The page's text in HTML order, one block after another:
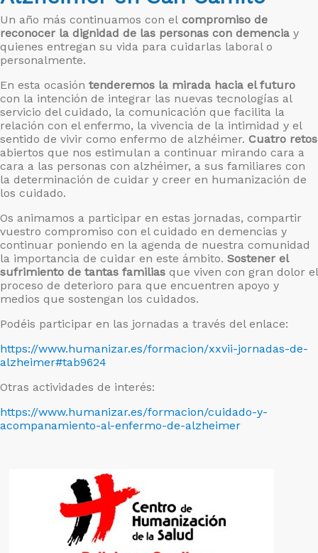
Un año más continuamos con el compromiso de
reconocer la dignidad de las personas con demencia y
quienes entregan su vida para cuidarlas laboral o
personalmente.
En esta ocasión tenderemos la mirada hacia el futuro
con la intención de integrar las nuevas tecnologías al
servicio del cuidado, la comunicación que facilita la
relación con el enfermo, la vivencia de la intimidad y el
sentido de vivir como enfermo de alzhéimer. Cuatro retos
abiertos que nos estimulan a continuar mirando cara a
cara a las personas con alzhéimer, a sus familiares con
la determinación de cuidar y creer en humanización de
los cuidado.
Os animamos a participar en estas jornadas, compartir
vuestro compromiso con el cuidado en demencias y
continuar poniendo en la agenda de nuestra comunidad
la importancia de cuidar en este ámbito. Sostener el
sufrimiento de tantas familias que viven con gran dolor el
proceso de deterioro para que encuentren apoyo y
medios que sostengan los cuidados.
Podéis participar en las jornadas a través del enlace:
https://www.humanizar.es/formacion/xxvii-jornadas-de-
alzheimer#tab9624
Otras actividades de interés:
https://www.humanizar.es/formacion/cuidado-y-
acompanamiento-al-enfermo-de-alzheimer